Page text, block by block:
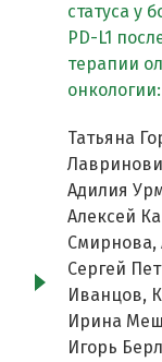
статуса у
PD-L1
терапии
Татьяна
Адилия
Алексей
Смирнова,
Сергей
Иванцов,
Ирина
Игорь